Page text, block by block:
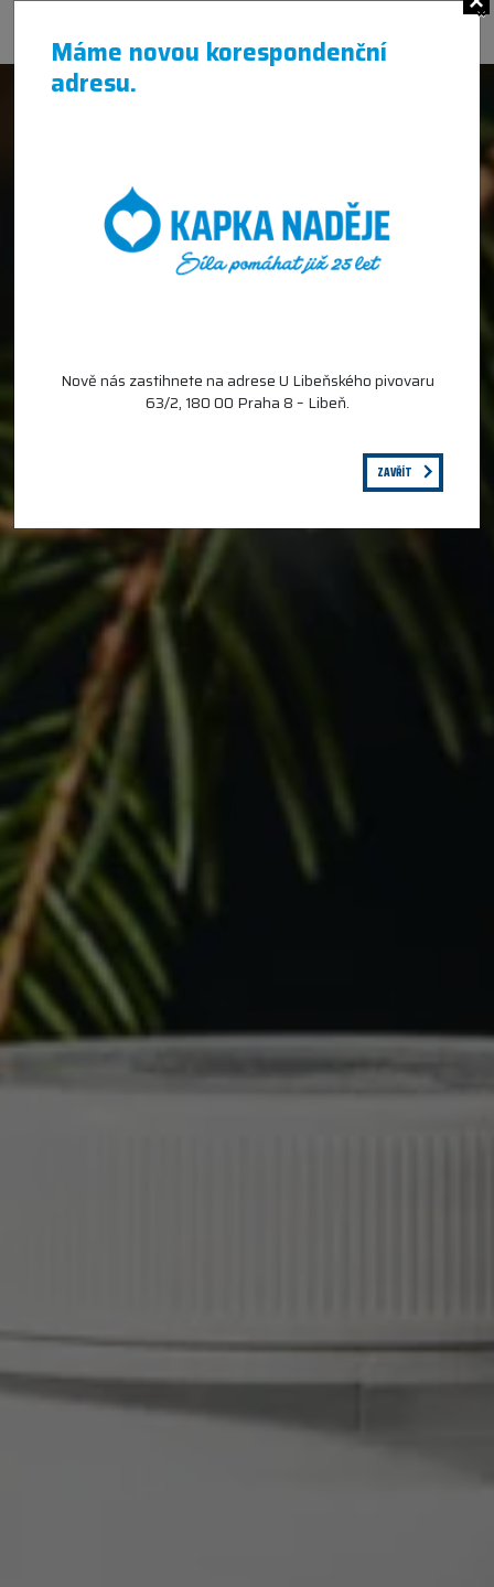
Máme novou korespondenční
adresu.
×
Nově nás zastihnete na adrese U Libeňského pivovaru
63/2, 180 00 Praha 8 – Libeň.
ZAVŘÍT